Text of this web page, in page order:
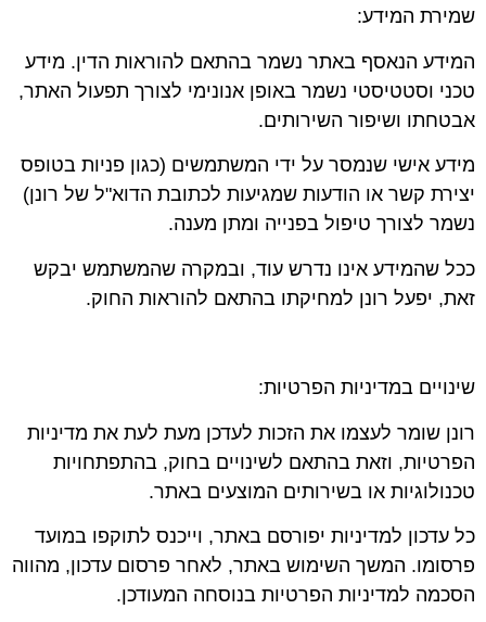
שמירת המידע:
המידע הנאסף באתר נשמר בהתאם להוראות הדין. מידע
טכני וסטטיסטי נשמר באופן אנונימי לצורך תפעול האתר,
אבטחתו ושיפור השירותים.
מידע אישי שנמסר על ידי המשתמשים (כגון פניות בטופס
יצירת קשר או הודעות שמגיעות לכתובת הדוא"ל של רונן)
נשמר לצורך טיפול בפנייה ומתן מענה.
ככל שהמידע אינו נדרש עוד, ובמקרה שהמשתמש יבקש
זאת, יפעל רונן למחיקתו בהתאם להוראות החוק.
שינויים במדיניות הפרטיות:
רונן שומר לעצמו את הזכות לעדכן מעת לעת את מדיניות
הפרטיות, וזאת בהתאם לשינויים בחוק, בהתפתחויות
טכנולוגיות או בשירותים המוצעים באתר.
כל עדכון למדיניות יפורסם באתר, וייכנס לתוקפו במועד
פרסומו. המשך השימוש באתר, לאחר פרסום עדכון, מהווה
הסכמה למדיניות הפרטיות בנוסחה המעודכן.